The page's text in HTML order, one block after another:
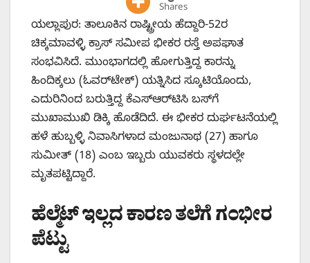
Shares
ಯಲ್ಲಾಪುರ: ತಾಲೂಕಿನ ರಾಷ್ಟ್ರೀಯ ಹೆದ್ದಾರಿ-52ರ
ಚಿಕ್ಕಮಾವಳ್ಳಿ ಕ್ರಾಸ್ ಸಮೀಪ ಭೀಕರ ರಸ್ತೆ ಅಪಘಾತ
ಸಂಭವಿಸಿದೆ. ಮುಂಭಾಗದಲ್ಲಿ ಹೋಗುತ್ತಿದ್ದ ಕಾರನ್ನು
ಹಿಂದಿಕ್ಕಲು (ಓವರ್‌ಟೇಕ್) ಯತ್ನಿಸಿದ ಸ್ಕೂಟಿಯೊಂದು,
ಎದುರಿನಿಂದ ಬರುತ್ತಿದ್ದ ಕೆಎಸ್‌ಆರ್‌ಟಿಸಿ ಬಸ್‌ಗೆ
ಮುಖಾಮುಖಿ ಡಿಕ್ಕಿ ಹೊಡೆದಿದೆ. ಈ ಭೀಕರ ದುರ್ಘಟನೆಯಲ್ಲಿ
ಹಳೆ ಹುಬ್ಬಳ್ಳಿ ನಿವಾಸಿಗಳಾದ ಮಂಜುನಾಥ (27) ಹಾಗೂ
ಸುಮೀತ್ (18) ಎಂಬ ಇಬ್ಬರು ಯುವಕರು ಸ್ಥಳದಲ್ಲೇ
ಮೃತಪಟ್ಟಿದ್ದಾರೆ.
ಹೆಲ್ಮೆಟ್ ಇಲ್ಲದ ಕಾರಣ ತಲೆಗೆ ಗಂಭೀರ
ಪೆಟ್ಟು